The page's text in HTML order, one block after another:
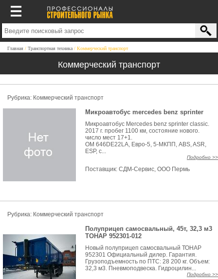
Главная Транспортная техника Коммерческий транспорт
Коммерческий транспорт
Рубрика: Коммерческий транспорт
Микроавтобус mercedes benz sprinter
Микроавтобус Mercedes benz sprinter classic.
2017 г. пробег 1100 км, состояние нового.
число мест 17+1.
OM 646DE22LA, Евро-5, 5-МКПП, ABS, ASR,
ESP, с...
Подробно >>
Поставщик: СДМ-Сервис, ООО Пермь
Рубрика: Коммерческий транспорт
Полуприцеп самосвальный, 45т, 32,3 м3
ТОНАР 952301-012
Новый полуприцеп самосвальный ТОНАР
952301 Официальный дилер. Гарантия.
Грузоподъемность по ПТС: 28 200 кг. Объем:
32,3 м3. Пневмоподвеска. Гидроцилин...
Подробно >>